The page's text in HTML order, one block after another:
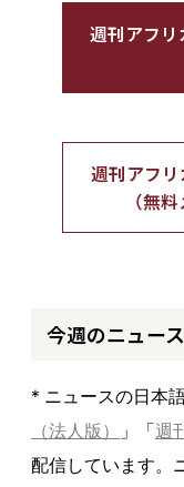
週刊アフリ
週刊アフ
（無
今週のニュー
* ニュースの日本
（法人版）
」「週
配信しています。